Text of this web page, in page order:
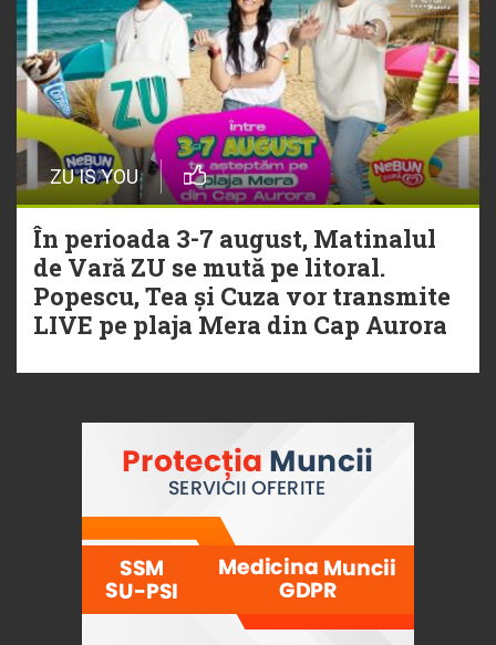
ZU IS YOU
În perioada 3-7 august, Matinalul
de Vară ZU se mută pe litoral.
Popescu, Tea și Cuza vor transmite
LIVE pe plaja Mera din Cap Aurora